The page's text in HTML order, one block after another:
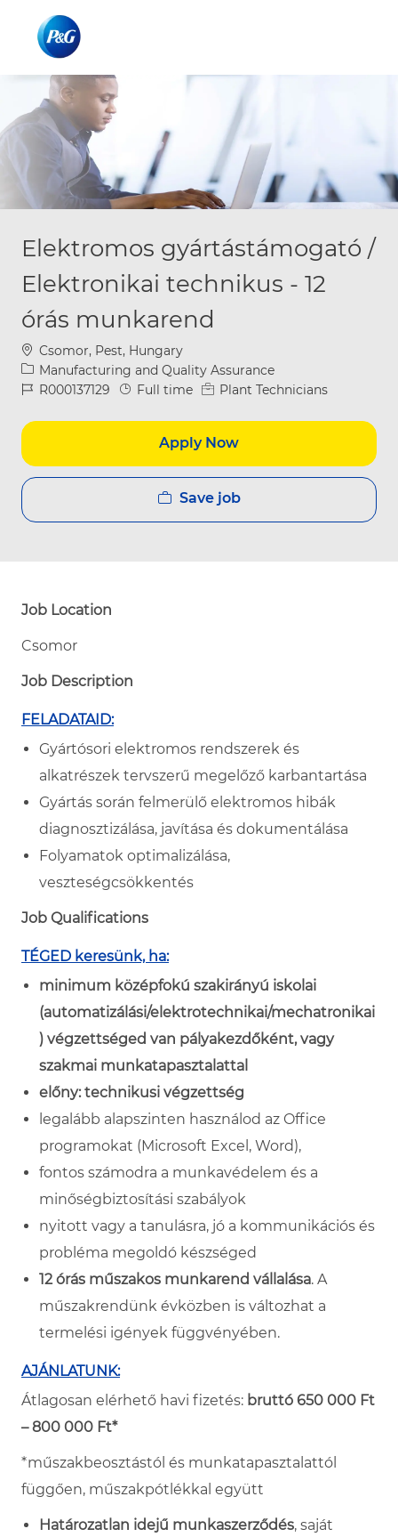
Elektromos gyártástámogató /
Elektronikai technikus - 12
órás munkarend
Location
Csomor, Pest, Hungary
Category
Manufacturing and Quality Assurance
Job IdR000137129 Job Type
Full time Plant Technicians
Apply Now
Save job
Job Location
Csomor
Job Description
FELADATAID:
Gyártósori elektromos rendszerek és
alkatrészek tervszerű megelőző karbantartása
Gyártás során felmerülő elektromos hibák
diagnosztizálása, javítása és dokumentálása
Folyamatok optimalizálása,
veszteségcsökkentés
Job Qualifications
TÉGED keresünk, ha:
minimum középfokú szakirányú iskolai
(automatizálási/elektrotechnikai/mechatronikai
) végzettséged van pályakezdőként, vagy
szakmai munkatapasztalattal
előny: technikusi végzettség
legalább alapszinten használod az Office
programokat (Microsoft Excel, Word),
fontos számodra a munkavédelem és a
minőségbiztosítási szabályok
nyitott vagy a tanulásra, jó a kommunikációs és
probléma megoldó készséged
12 órás műszakos munkarend vállalása. A
műszakrendünk évközben is változhat a
termelési igények függvényében.
AJÁNLATUNK:
Átlagosan elérhető havi fizetés: bruttó 650 000 Ft
– 800 000 Ft*
*műszakbeosztástól és munkatapasztalattól
függően, műszakpótlékkal együtt
Határozatlan idejű munkaszerződés, saját